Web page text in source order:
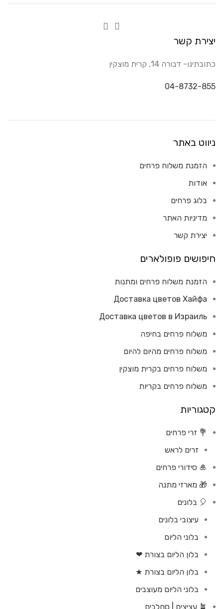
יצירת קשר
כתובתינו- דבורה 14, קרית מוצקין
04-8732-855
ניווט באתר
הזמנת משלוח פרחים
אודות
בלוג פרחים
מדיניות האתר
יצירת קשר
חיפושים פופולארים
הזמנת משלוח פרחים ומתנות
Доставка цветов Хайфа
Доставка цветов в Израиль
משלוח פרחים בחיפה
משלוח פרחים מהיום להיום
משלוח פרחים בקרית מוצקין
משלוח פרחים בקריות
קטגוריות
💐 זרי פרחים
זרים לראש
🎍 סידורי פרחים
🎁 מארזי מתנה
🎈 בלונים
עיצובי בלונים
בלוני הליום
בלון הליום בצורת ❤
בלון הליום בצורת ★
בלוני הליום מעוצבים
🪴 עציצים | סחלבים